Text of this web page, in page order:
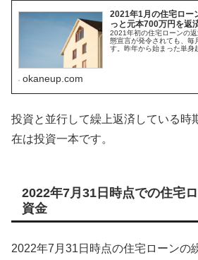
2021年1月の住宅ロー
っと元本700万円を返
2021年初の住宅ローンの
態宣言が発令されても、毎
す。昨年から始まった単身
okaneup.com
投資と並行して繰上返済している時
在は投資一本です。
2022年7月31日時点での住宅
資金
2022年7月31日時点の住宅ローンの